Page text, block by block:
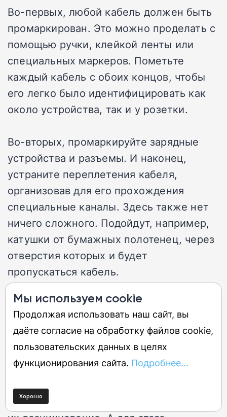
Во-первых, любой кабель должен быть
промаркирован. Это можно проделать с
помощью ручки, клейкой ленты или
специальных маркеров. Пометьте
каждый кабель с обоих концов, чтобы
его легко было идентифицировать как
около устройства, так и у розетки.
Во-вторых, промаркируйте зарядные
устройства и разъемы. И наконец,
устраните переплетения кабеля,
организовав для его прохождения
специальные каналы. Здесь также нет
ничего сложного. Подойдут, например,
катушки от бумажных полотенец, через
отверстия которых и будет
пропускаться кабель.
Автоматизация наиболее важных
процедур технического обслуживания
2 минуты.Лучший способ
избежать наиболее
заключается в том, чтобы предотвратить
Мы используем cookie
Продолжая использовать наш сайт, вы
даёте согласие на обработку файлов cookie,
пользовательских данных в целях
функционирования сайта. Подробнее...